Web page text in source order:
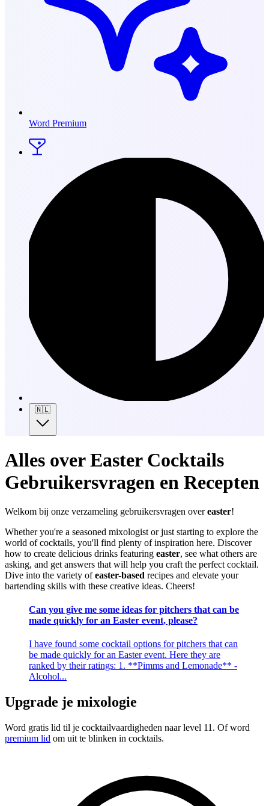
Word Premium
🇳🇱
Alles over Easter Cocktails
Gebruikersvragen en Recepten
Welkom bij onze verzameling gebruikersvragen overeaster!
Whether you're a seasoned mixologist or just starting to explore the
world of cocktails, you'll find plenty of inspiration here. Discover
how to create delicious drinks featuring easter, see what others are
asking, and get answers that will help you craft the perfect cocktail.
Dive into the variety ofeaster-based recipes and elevate your
bartending skills with these creative ideas. Cheers!
Can you give me some ideas for pitchers that can be
made quickly for an Easter event, please?
I have found some cocktail options for pitchers that can
be made quickly for an Easter event. Here they are
ranked by their ratings: 1. **Pimms and Lemonade** -
Alcohol...
Upgrade je mixologie
Word gratis lid til je cocktailvaardigheden naar level 11. Of word
premium lid om uit te blinken in cocktails.